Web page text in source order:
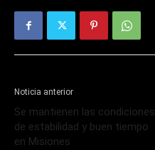
Noticia anterior
Se mantienen las condiciones
de estabilidad y buen tiempo
en Misiones